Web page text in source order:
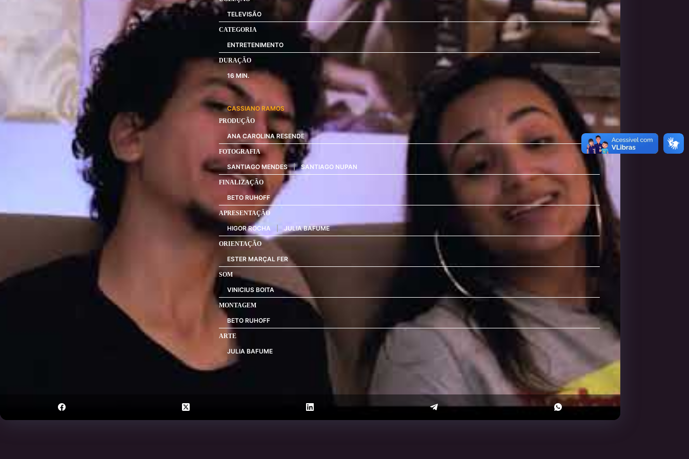
TELEVISÃO
CATEGORIA
ENTRETENIMENTO
DURAÇÃO
16
CASSIANO RAMOS
PRODUÇÃO
ANA CAROLINA RESENDE
FOTOGRAFIA
SANTIAGO MENDES | SANTIAGO NUPAN
FINALIZAÇÃO
BETO RUHOFF
APRESENTAÇÃO
HIGOR ROCHA JULIA BAFUME
ORIENTAÇÃO
ESTER MARÇAL FER
SOM
VINICIUS BOITA
MONTAGEM
BETO RUHOFF
ARTE
JULIA BAFUME